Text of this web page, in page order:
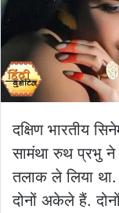
दक्षिण भारतीय
सामंथा रुथ प्रभु ने
तलाक ले लिया
दोनों अकेले हैं.